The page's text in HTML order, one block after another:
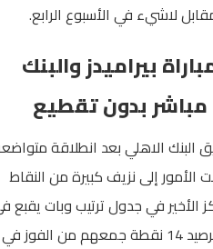
لاشيء في الأسبوع الرابع.
بيراميدز والبنك
مباشر بدون تقطيع
البنك الاهلي بعد انطلاقة
الأمور إلى نزيف كبيرة من النقاط
الأخير في جدول ترتيب وبات يقبع
مؤخرة الدوري برصيد 14 نقطة جمعهم من الفوز في